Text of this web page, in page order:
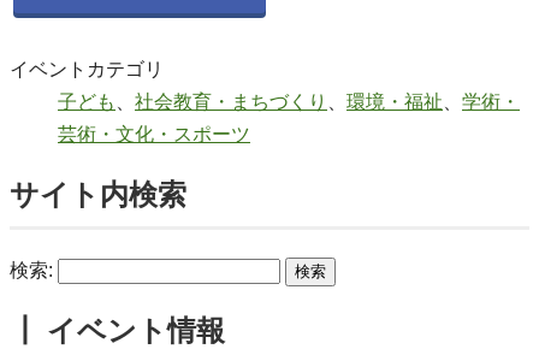
イベントカテゴリ
子ども 、 社会教育・まちづくり 、 環境・福祉、 学術・
芸術・文化・スポーツ
サイト内検索
検索:
┃ イベント情報